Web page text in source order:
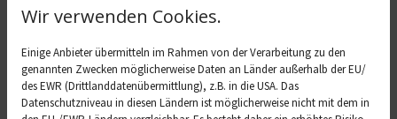
anschließenden Einatmen wird gesprüht. Das wird beim
Nach ca. einer Woche sollte sich die Wirkung voll
entfalten und die Nase deutlich freier sein. Doch die
Behandlung kann auch einige Nebenwirkungen haben.
Wir verwenden Cookies.
Einige Anbieter übermitteln im Rahmen von der Verarbeitung zu den
genannten Zwecken möglicherweise Daten an Länder außerhalb der EU/
des EWR (Drittlanddatenübermittlung), z.B. in die USA. Das
Datenschutzniveau in diesen Ländern ist möglicherweise nicht mit dem in